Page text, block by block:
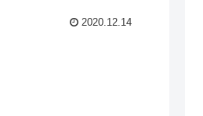
2020.12.14